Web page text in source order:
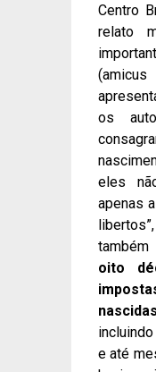
Centro
relato
os
eles
apenas
também
oito
e até